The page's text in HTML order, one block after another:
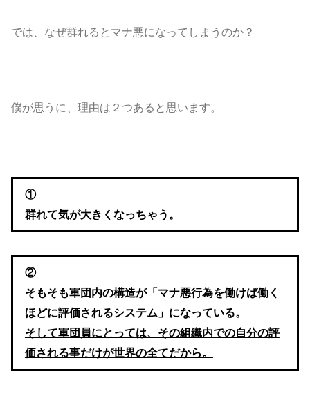
では、なぜ群れるとマナ悪になってしまうのか？
僕が思うに、理由は２つあると思います。
①
群れて気が大きくなっちゃう。
②
そもそも軍団内の構造が「マナ悪行為を働けば働く
ほどに評価されるシステム」になっている。
そして軍団員にとっては、その組織内での自分の評
価される事だけが世界の全てだから。